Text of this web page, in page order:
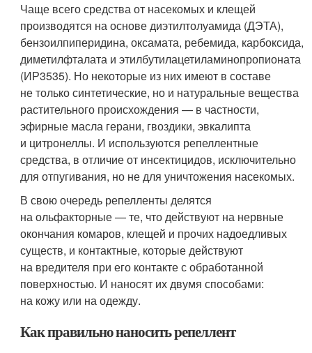
Чаще всего средства от насекомых и клещей
производятся на основе диэтилтолуамида (ДЭТА),
бензоилпиперидина, оксамата, ребемида, карбоксида,
диметилфталата и этилбутилацетиламинопропионата
(ИР3535). Но некоторые из них имеют в составе
не только синтетические, но и натуральные вещества
растительного происхождения — в частности,
эфирные масла герани, гвоздики, эвкалипта
и цитронеллы. И используются репеллентные
средства, в отличие от инсектицидов, исключительно
для отпугивания, но не для уничтожения насекомых.
В свою очередь репелленты делятся
на ольфакторные — те, что действуют на нервные
окончания комаров, клещей и прочих надоедливых
существ, и контактные, которые действуют
на вредителя при его контакте с обработанной
поверхностью. И наносят их двумя способами:
на кожу или на одежду.
Как правильно наносить репеллент